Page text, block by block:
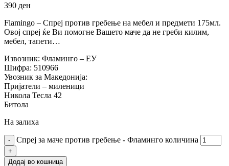
390 ден
Flamingo – Спреј против гребење на мебел и предмети 175мл.
Овој спреј ќе Ви помогне Вашето маче да не греби килим,
мебел, тапети…
Извозник: Фламинго – ЕУ
Шифра: 510966
Увозник за Македонија:
Пријатели – миленици
Никола Тесла 42
Битола
На залиха
Спреј за маче против гребење - Фламинго количина
Додај во кошница